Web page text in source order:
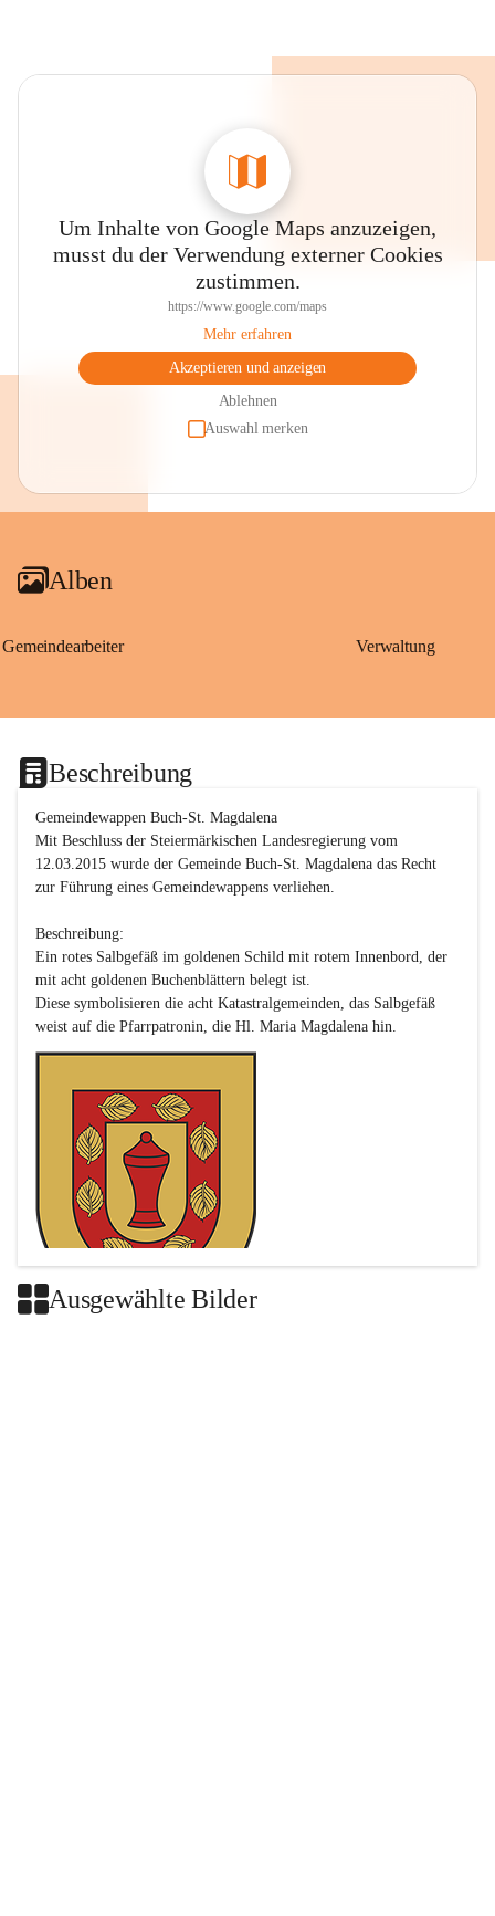
Um Inhalte von Google Maps anzuzeigen,
musst du der Verwendung externer Cookies
zustimmen.
https://www.google.com/maps
Mehr erfahren
Akzeptieren und anzeigen
Ablehnen
Auswahl merken
Alben
Gemeindearbeiter Verwaltung
Beschreibung
Gemeindewappen Buch-St. Magdalena
Mit Beschluss der Steiermärkischen Landesregierung vom
12.03.2015 wurde der Gemeinde Buch-St. Magdalena das Recht
zur Führung eines Gemeindewappens verliehen.
Beschreibung:
Ein rotes Salbgefäß im goldenen Schild mit rotem Innenbord, der
mit acht goldenen Buchenblättern belegt ist.
Diese symbolisieren die acht Katastralgemeinden, das Salbgefäß
Ausgewählte Bilder